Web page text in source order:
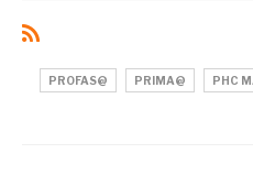
@PRIMA
@PROFAS